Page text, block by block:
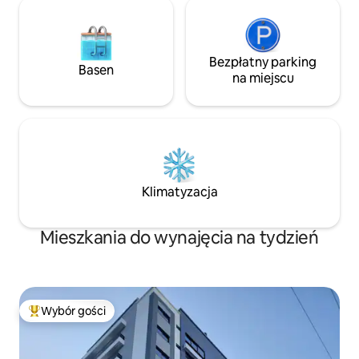
Basen
Bezpłatny parking
na miejscu
Klimatyzacja
Mieszkania do wynajęcia na tydzień
Najpopularniejsze z kategorii Wybór gości
Wybór gości